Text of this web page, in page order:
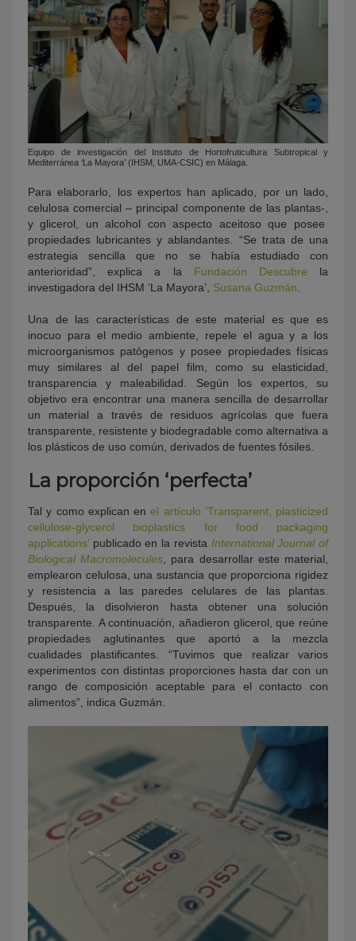
Equipo de investigación del Instituto de Hortofruticultura Subtropical y
Mediterránea ‘La Mayora’ (IHSM, UMA-CSIC) en Málaga.
Para elaborarlo, los expertos han aplicado, por un lado,
celulosa comercial – principal componente de las plantas-,
y glicerol, un alcohol con aspecto aceitoso que posee
propiedades lubricantes y ablandantes. “Se trata de una
estrategia sencilla que no se había estudiado con
anterioridad”, explica a la Fundación Descubre la
investigadora del IHSM ‘La Mayora’, Susana Guzmán
Una de las características de este material es que es
inocuo para el medio ambiente, repele el agua y a los
microorganismos patógenos y posee propiedades físicas
muy similares al del papel film, como su elasticidad,
transparencia y maleabilidad. Según los expertos, su
objetivo era encontrar una manera sencilla de desarrollar
un material a través de residuos agrícolas que fuera
transparente, resistente y biodegradable como alternativa a
los plásticos de uso común, derivados de fuentes fósiles.
La proporción ‘perfecta’
Tal y como explican enel artículo ‘Transparent, plasticized
cellulose-glycerol bioplastics for food packaging
applications’publicado en la revista International Journal of
Biological Macromolecules , para desarrollar este material,
emplearon celulosa, una sustancia que proporciona rigidez
y resistencia a las paredes celulares de las plantas.
Después, la disolvieron hasta obtener una solución
transparente. A continuación, añadieron glicerol, que reúne
propiedades aglutinantes que aportó a la mezcla
cualidades plastificantes. “Tuvimos que realizar varios
experimentos con distintas proporciones hasta dar con un
rango de composición aceptable para el contacto con
alimentos”, indica Guzmán.